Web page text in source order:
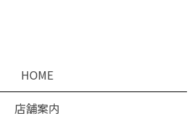
HOME
店舗案内